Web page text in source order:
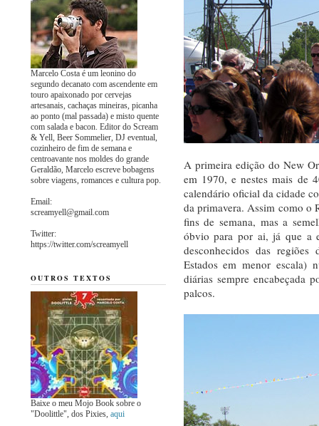
A primeira edição do New
em 1970, e nestes mais de
calendário oficial da cidade
da primavera. Assim como o
fins de semana, mas a
óbvio para por ai, já que a
desconhecidos das
Estados em menor escala)
diárias sempre encabeçada
palcos.
Marcelo Costa é um leonino do
segundo decanato com ascendente em
touro apaixonado por cervejas
artesanais, cachaças mineiras, picanha
ao ponto (mal passada) e misto quente
com salada e bacon. Editor do Scream
& Yell, Beer Sommelier, DJ eventual,
cozinheiro de fim de semana e
centroavante nos moldes do grande
Geraldão, Marcelo escreve bobagens
sobre viagens, romances e cultura pop.
Email:
screamyell@gmail.com
Twitter:
https://twitter.com/screamyell
OUTROS TEXTOS
Baixe o meu Mojo Book sobre o
"Doolittle", dos Pixies, aqui